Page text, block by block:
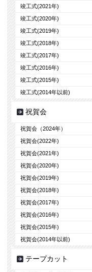
竣工式(2021年)
竣工式(2020年)
竣工式(2019年)
竣工式(2018年)
竣工式(2017年)
竣工式(2016年)
竣工式(2015年)
竣工式(2014年以前)
祝賀会
祝賀会（2024年）
祝賀会(2022年)
祝賀会(2021年)
祝賀会(2020年)
祝賀会(2019年)
祝賀会(2018年)
祝賀会(2017年)
祝賀会(2016年)
祝賀会(2015年)
祝賀会(2014年以前)
テープカット